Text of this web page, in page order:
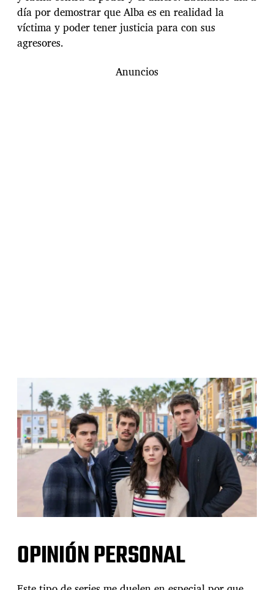
día por demostrar que Alba es en realidad la
víctima y poder tener justicia para con sus
agresores.
Anuncios
OPINIÓN PERSONAL